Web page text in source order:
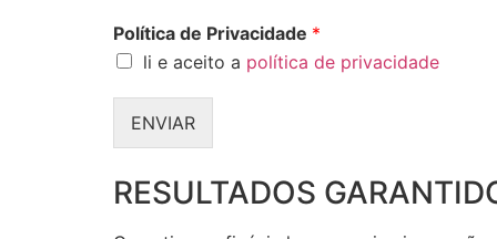
Política de Privacidade *
li e aceito a política de privacidade
ENVIAR
RESULTADOS